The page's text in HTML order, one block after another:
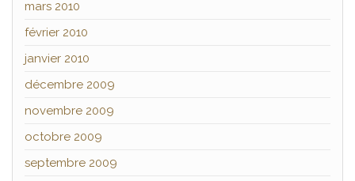
mars 2010
février 2010
janvier 2010
décembre 2009
novembre 2009
octobre 2009
septembre 2009